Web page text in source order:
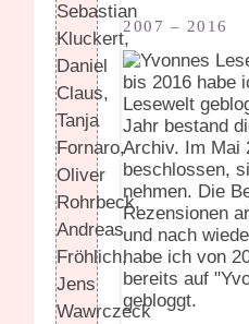
Sebastian
Kluckert,
Daniel
Claus,
Tanja
Fornaro,
Oliver
Rohrbeck,
Andreas
Fröhlich,
Jens
Wawrczeck
2007 – 2016
bis 2016 habe
Lesewelt
Jahr bestand
Archiv. Im Mai
beschlossen,
nehmen. Die
Rezensionen
und nach
habe ich von
bereits auf
gebloggt.